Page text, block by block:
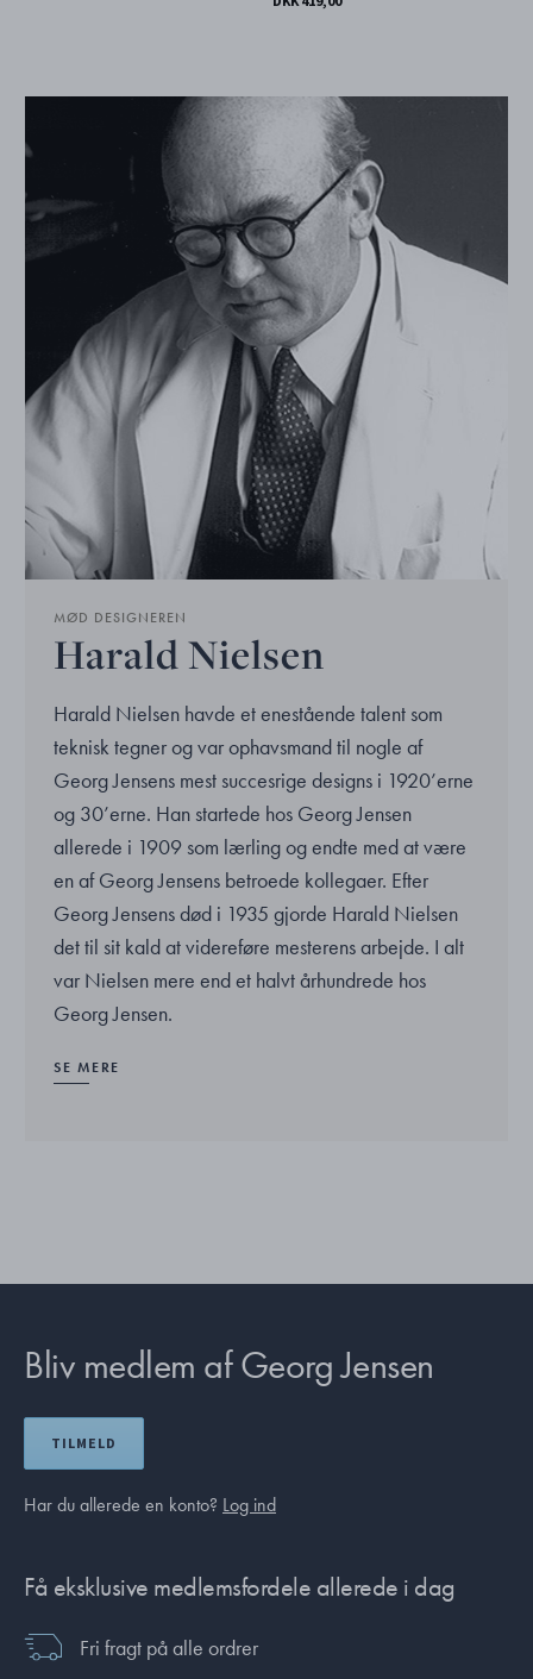
MØD DESIGNEREN
Harald Nielsen
Harald Nielsen havde et enestående talent som
teknisk tegner og var ophavsmand til nogle af
Georg Jensens mest succesrige designs i 1920’erne
og 30’erne. Han startede hos Georg Jensen
allerede i 1909 som lærling og endte med at være
en af Georg Jensens betroede kollegaer. Efter
Georg Jensens død i 1935 gjorde Harald Nielsen
det til sit kald at videreføre mesterens arbejde. I alt
var Nielsen mere end et halvt århundrede hos
Georg Jensen.
SE MERE
Bliv medlem af Georg Jensen
TILMELD
Har du allerede en konto? Log ind
Få eksklusive medlemsfordele allerede i dag
Fri fragt på alle ordrer